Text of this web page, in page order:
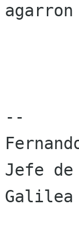
--
Jefe
Galilea